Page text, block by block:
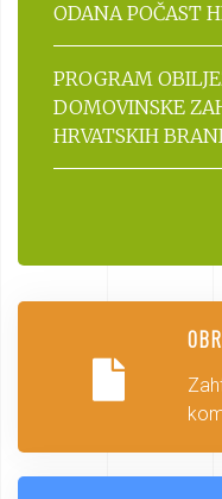
ODANA POČAST
PROGRAM
DOMOVINSKE
HRVATSKIH